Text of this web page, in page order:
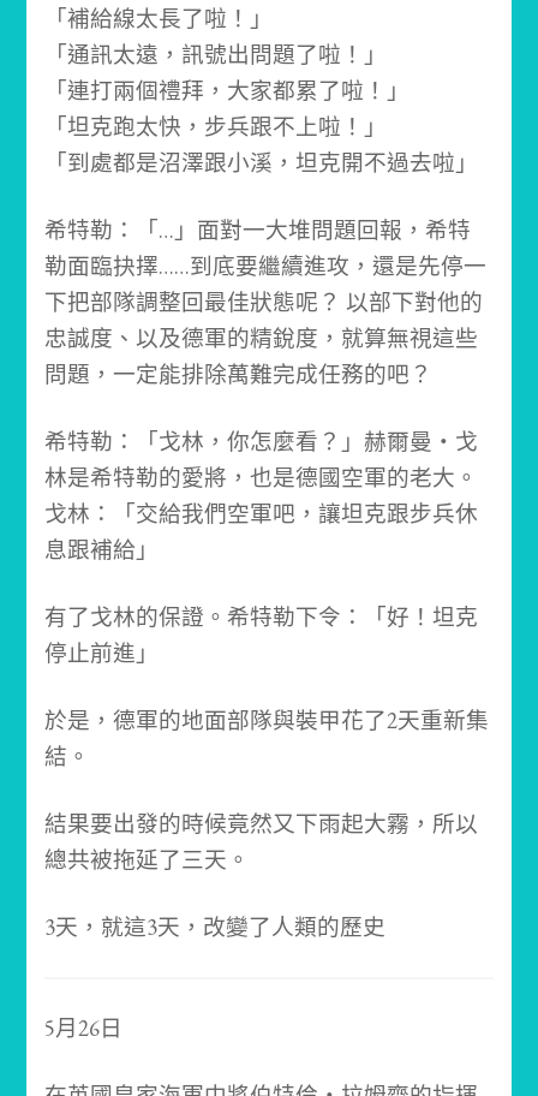
「補給線太長了啦！」
「通訊太遠，訊號出問題了啦！」
「連打兩個禮拜，大家都累了啦！」
「坦克跑太快，步兵跟不上啦！」
「到處都是沼澤跟小溪，坦克開不過去啦」
希特勒：「…」 面對一大堆問題回報，希特
勒面臨抉擇……到底要繼續進攻，還是先停一
下把部隊調整回最佳狀態呢？以部下對他的
忠誠度、以及德軍的精銳度，就算無視這些
問題，一定能排除萬難完成任務的吧？
希特勒：「戈林，你怎麼看？」赫爾曼‧戈
林是希特勒的愛將，也是德國空軍的老大。
戈林：「交給我們空軍吧，讓坦克跟步兵休
息跟補給」
有了戈林的保證。希特勒下令：「好！坦克
停止前進」
於是，德軍的地面部隊與裝甲花了2天重新集
結。
結果要出發的時候竟然又下雨起大霧，所以
總共被拖延了三天。
3天，就這3天，改變了人類的歷史
5月26日